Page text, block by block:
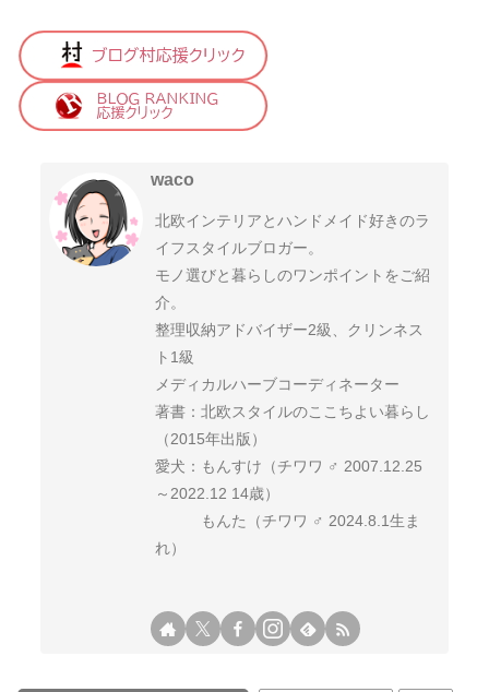
waco
北欧インテリアとハンドメイド好きのラ
イフスタイルブロガー。
モノ選びと暮らしのワンポイントをご紹
介。
整理収納アドバイザー2級、クリンネス
ト1級
メディカルハーブコーディネーター
著書：北欧スタイルのここちよい暮らし
（2015年出版）
愛犬：もんすけ（チワワ ♂ 2007.12.25
～2022.12 14歳）
もんた（チワワ ♂ 2024.8.1生ま
れ）